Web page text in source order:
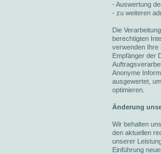
- Auswertung
- zu weiteren
Die
berechtigten
verwenden Ihre
Empfänger der
Anonyme
ausgewertet,
optimieren.
Änderung
Wir behalten
den aktuellen
unserer
Einführung